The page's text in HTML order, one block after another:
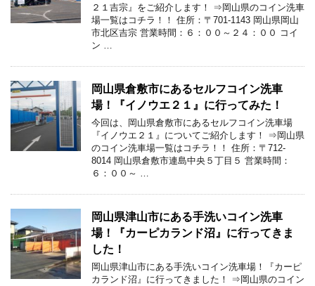
２１吉宗』をご紹介します！ ⇒岡山県のコイン洗車
場一覧はコチラ！！ 住所：〒701-1143 岡山県岡山
市北区吉宗 営業時間：６：００～２４：００ コイ
ン …
岡山県倉敷市にあるセルフコイン洗車
場！『イノウエ２１』に行ってみた！
今回は、岡山県倉敷市にあるセルフコイン洗車場
『イノウエ２１』についてご紹介します！ ⇒岡山県
のコイン洗車場一覧はコチラ！！ 住所：〒712-
8014 岡山県倉敷市連島中央５丁目５ 営業時間：
６：００～ …
岡山県津山市にある手洗いコイン洗車
場！『カーピカランド沼』に行ってきま
した！
岡山県津山市にある手洗いコイン洗車場！『カーピ
カランド沼』に行ってきました！ ⇒岡山県のコイン